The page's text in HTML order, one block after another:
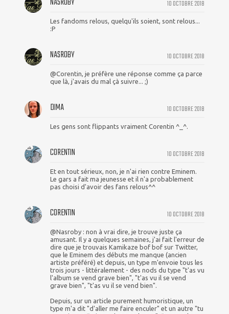
10 OCTOBRE 2018
Les fandoms relous, quelqu'ils soient, sont relous...
:P
10 OCTOBRE 2018
NASROBY
@Corentin, je préfère une réponse comme ça parce
que là, j'avais du mal çà suivre... ;)
10 OCTOBRE 2018
DIMA
Les gens sont flippants vraiment Corentin ^_^.
10 OCTOBRE 2018
CORENTIN
Et en tout sérieux, non, je n'ai rien contre Eminem.
Le gars a fait ma jeunesse et il n'a probablement
pas choisi d'avoir des fans relous^^
10 OCTOBRE 2018
CORENTIN
@Nasroby : non à vrai dire, je trouve juste ça
amusant. Il y a quelques semaines, j'ai fait l'erreur de
dire que je trouvais Kamikaze bof bof sur Twitter,
que le Eminem des débuts me manque (ancien
artiste préféré) et depuis, un type m'envoie tous les
trois jours - littéralement - des nods du type "t'as vu
l'album se vend grave bien", "t'as vu il se vend
grave bien", "t'as vu il se vend bien".
Depuis, sur un article purement humoristique, un
type m'a dit "d'aller me faire enculer" et un autre "tu